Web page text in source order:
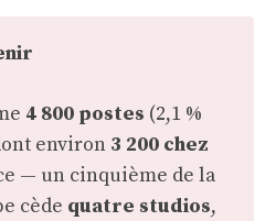
4 800 postes (2,1 %
environ 3 200 chez
— un cinquième de la
cède quatre studios,